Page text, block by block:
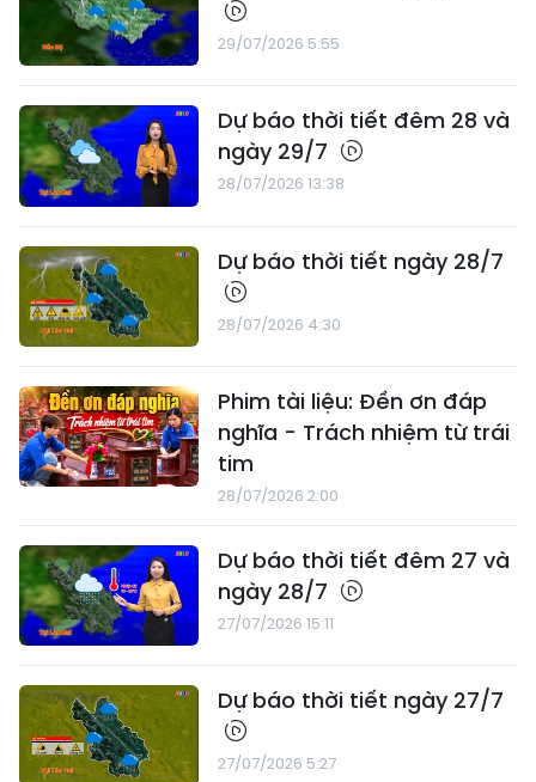
29/07/2026 5:55
Dự báo thời tiết đêm 28 và
ngày 29/7
28/07/2026 13:38
Dự báo thời tiết ngày 28/7
28/07/2026 4:30
Phim tài liệu: Đền ơn đáp
nghĩa - Trách nhiệm từ trái
tim
28/07/2026 2:00
Dự báo thời tiết đêm 27 và
ngày 28/7
27/07/2026 15:11
Dự báo thời tiết ngày 27/7
27/07/2026 5:27